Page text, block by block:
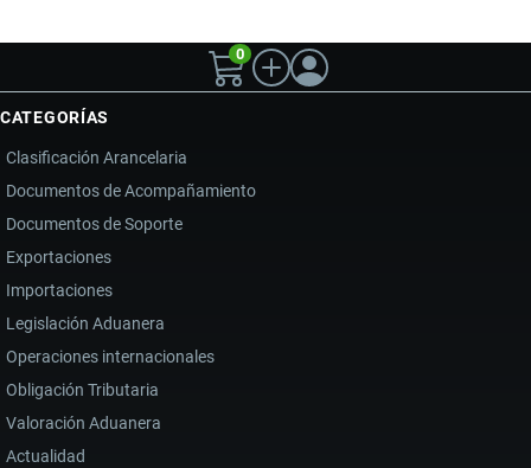
0
CATEGORÍAS
Clasificación Arancelaria
Documentos de Acompañamiento
Documentos de Soporte
Exportaciones
Importaciones
Legislación Aduanera
Operaciones internacionales
Obligación Tributaria
Valoración Aduanera
Actualidad